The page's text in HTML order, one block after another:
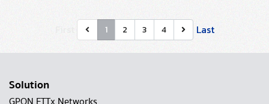
1 2 3 4 Last
Solution